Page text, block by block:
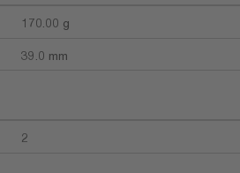
170.00 g
39.0 mm
2